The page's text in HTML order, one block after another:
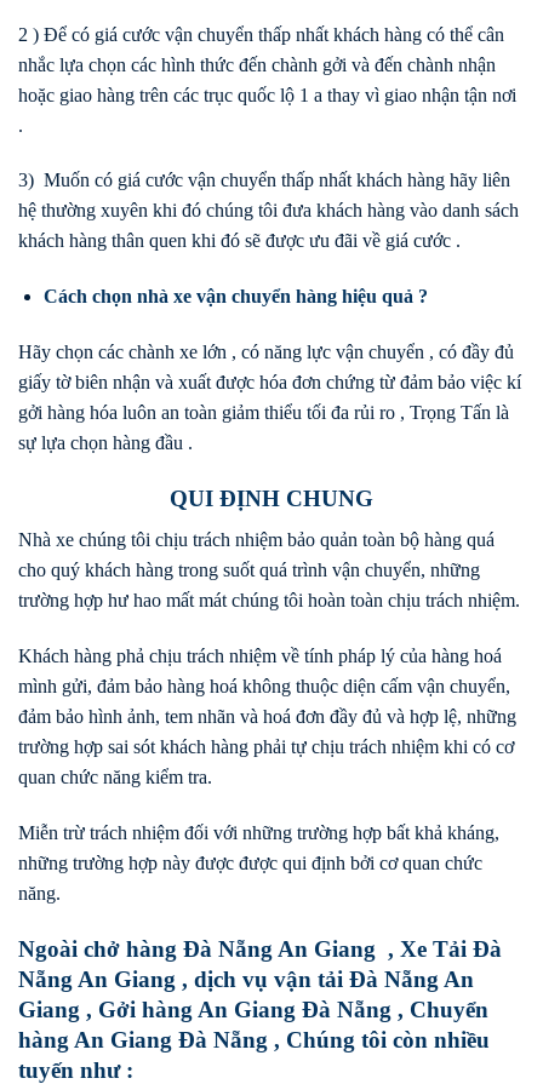
2 ) Để có giá cước vận chuyển thấp nhất khách hàng có thể cân
nhắc lựa chọn các hình thức đến chành gởi và đến chành nhận
hoặc giao hàng trên các trục quốc lộ 1 a thay vì giao nhận tận nơi
.
3) Muốn có giá cước vận chuyển thấp nhất khách hàng hãy liên
hệ thường xuyên khi đó chúng tôi đưa khách hàng vào danh sách
khách hàng thân quen khi đó sẽ được ưu đãi về giá cước .
Cách chọn nhà xe vận chuyển hàng hiệu quả ?
Hãy chọn các chành xe lớn , có năng lực vận chuyển , có đầy đủ
giấy tờ biên nhận và xuất được hóa đơn chứng từ đảm bảo việc kí
gởi hàng hóa luôn an toàn giảm thiểu tối đa rủi ro , Trọng Tấn là
sự lựa chọn hàng đầu .
QUI ĐỊNH CHUNG
Nhà xe chúng tôi chịu trách nhiệm bảo quản toàn bộ hàng quá
cho quý khách hàng trong suốt quá trình vận chuyển, những
trường hợp hư hao mất mát chúng tôi hoàn toàn chịu trách nhiệm.
Khách hàng phả chịu trách nhiệm về tính pháp lý của hàng hoá
mình gửi, đảm bảo hàng hoá không thuộc diện cấm vận chuyển,
đảm bảo hình ảnh, tem nhãn và hoá đơn đầy đủ và hợp lệ, những
trường hợp sai sót khách hàng phải tự chịu trách nhiệm khi có cơ
quan chức năng kiểm tra.
Miễn trừ trách nhiệm đối với những trường hợp bất khả kháng,
những trường hợp này được được qui định bởi cơ quan chức
năng.
Ngoài chở hàng Đà Nẵng An Giang , Xe Tải Đà
Nẵng An Giang , dịch vụ vận tải Đà Nẵng An
Giang , Gởi hàng An Giang Đà Nẵng , Chuyển
hàng An Giang Đà Nẵng , Chúng tôi còn nhiều
tuyến như :